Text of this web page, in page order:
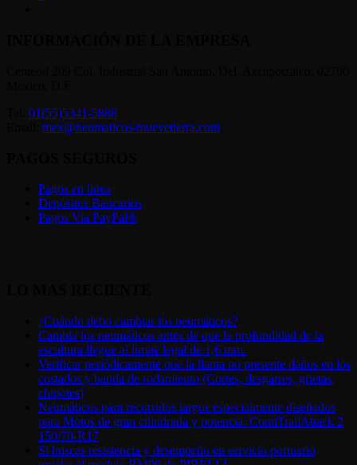
01(55)5341-5888
mex@neumaticos-muevetierra.com
Pagos en linea
Depósitos Bancarios
Pagos Via PayPal®
¿Cuándo debo cambiar los neumáticos?
Cambia los neumáticos antes de que la profundidad de la
escultura llegue al límite legal de 1,6 mm.
Verificar periódicamente que la llanta no presente daños en los
costados y banda de rodamiento (Cortes, desgarres, grietas,
chipotes)
Neumáticos para recorridos largos especialmente diseñados
para Motos de gran cilindrada y potencia: ContiTrailAttack 2
150/70-R17
Si buscas resistencia y desempeño en servicio portuario